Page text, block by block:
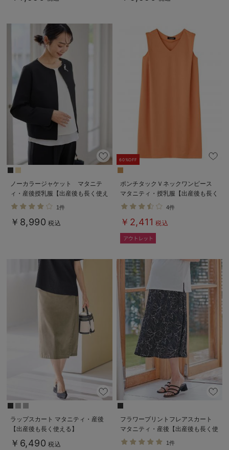
ノーカラージャケット マタニテ
ィ・産後授乳服【出産後も長く使え
る】
1件
￥8,990 税込
60%OFF
ポンチタックＶネックワンピース
マタニティ・授乳服【出産後も長く
使える】
4件
￥2,411 税込
ラップスカート マタニティ・産後
【出産後も長く使える】
￥6,490 税込
フラワープリントフレアスカート
マタニティ・産後【出産後も長く使
える】
1件